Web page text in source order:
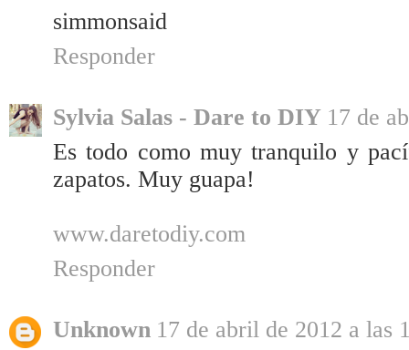
simmonsaid
Responder
Sylvia Salas - Dare to DIY 17 de
Es todo como muy tranquilo y
zapatos. Muy guapa!
www.daretodiy.com
Responder
Unknown 17 de abril de 2012 a las